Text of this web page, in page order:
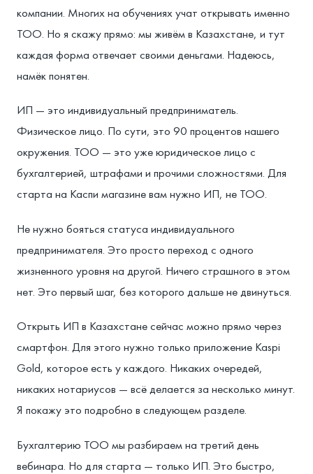
компании. Многих на обучениях учат открывать именно
ТОО. Но я скажу прямо: мы живём в Казахстане, и тут
каждая форма отвечает своими деньгами. Надеюсь,
намёк понятен.
ИП — это индивидуальный предприниматель.
Физическое лицо. По сути, это 90 процентов нашего
окружения. ТОО — это уже юридическое лицо с
бухгалтерией, штрафами и прочими сложностями. Для
старта на Каспи магазине вам нужно ИП, не ТОО.
Не нужно бояться статуса индивидуального
предпринимателя. Это просто переход с одного
жизненного уровня на другой. Ничего страшного в этом
нет. Это первый шаг, без которого дальше не двинуться.
Открыть ИП в Казахстане сейчас можно прямо через
смартфон. Для этого нужно только приложение Kaspi
Gold, которое есть у каждого. Никаких очередей,
никаких нотариусов — всё делается за несколько минут.
Я покажу это подробно в следующем разделе.
Бухгалтерию ТОО мы разбираем на третий день
вебинара. Но для старта — только ИП. Это быстро,